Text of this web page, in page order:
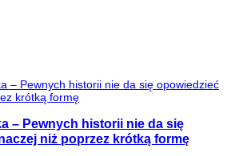
– Pewnych historii nie da się
niż poprzez krótką formę